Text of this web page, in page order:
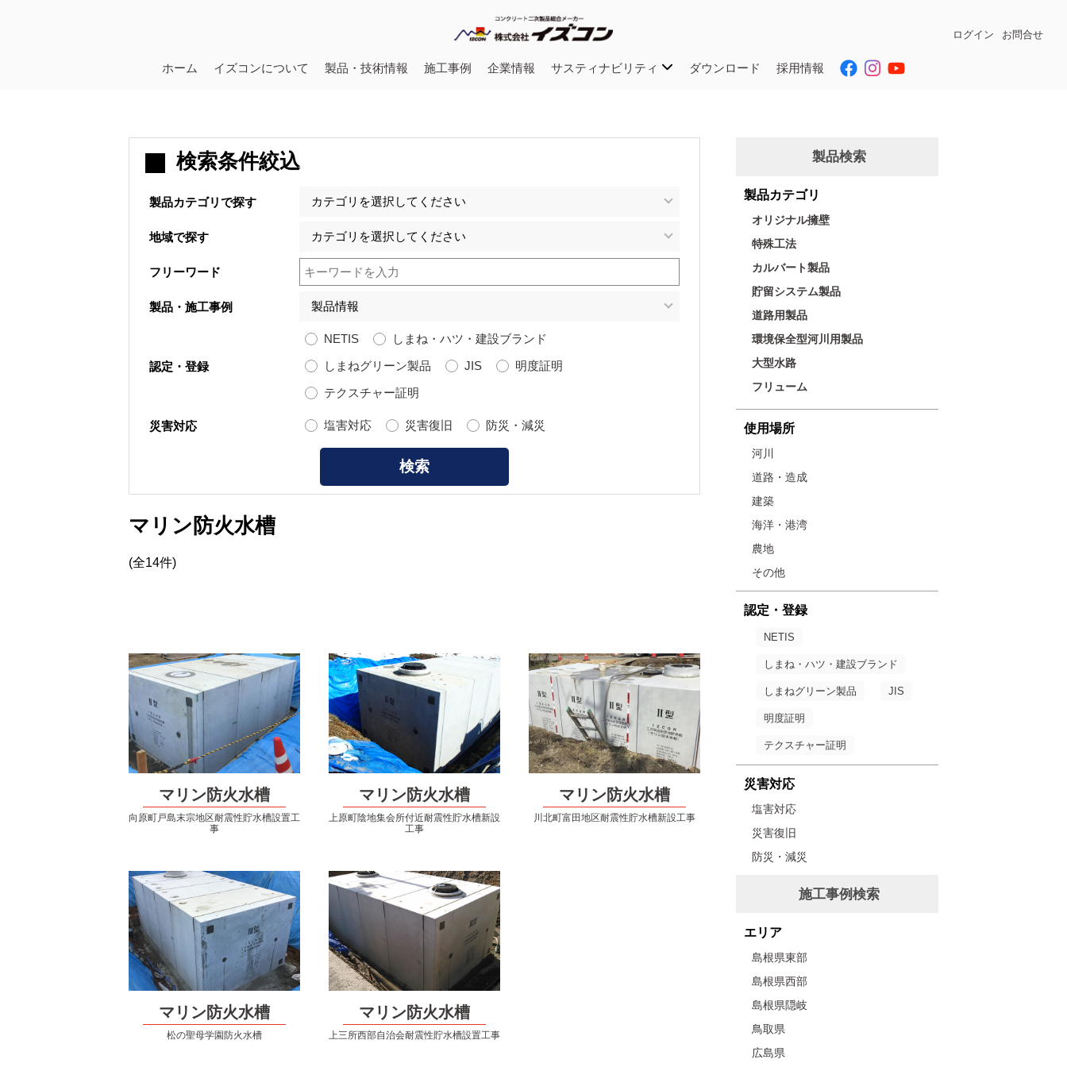
ログイン お問合せ
ホーム イズコンについて 製品・技術情報 施工事例 企業情報 サスティナビリティ ダウンロード 採用情報
検索条件絞込
製品カテゴリで探す
地域で探す
フリーワード
製品・施工事例
認定・登録
NETIS
しまね・ハツ・建設ブランド
しまねグリーン製品
JIS
明度証明
テクスチャー証明
災害対応 塩害対応 災害復旧 防災・減災
マリン防火水槽
(全14件)
マリン防火水槽
向原町戸島末宗地区耐震性貯水槽設置工
事
マリン防火水槽
上原町陰地集会所付近耐震性貯水槽新設
工事
マリン防火水槽
川北町富田地区耐震性貯水槽新設工事
マリン防火水槽
松の聖母学園防火水槽
マリン防火水槽
上三所西部自治会耐震性貯水槽設置工事
製品検索
製品カテゴリ
オリジナル擁壁
特殊工法
カルバート製品
貯留システム製品
道路用製品
環境保全型河川用製品
大型水路
フリューム
使用場所
河川
道路・造成
建築
海洋・港湾
農地
その他
認定・登録
NETIS
しまね・ハツ・建設ブランド
しまねグリーン製品 JIS
明度証明
テクスチャー証明
災害対応
塩害対応
災害復旧
防災・減災
施工事例検索
エリア
島根県東部
島根県西部
島根県隠岐
鳥取県
広島県